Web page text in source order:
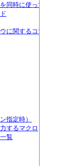
同時に使って作業するた
に関するコマンド
指定時）
するマクロ
覧